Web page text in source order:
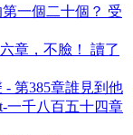
一個二十個？ 受
章，不臉！ 讀了
第385章誰見到他
一千八百五十四章